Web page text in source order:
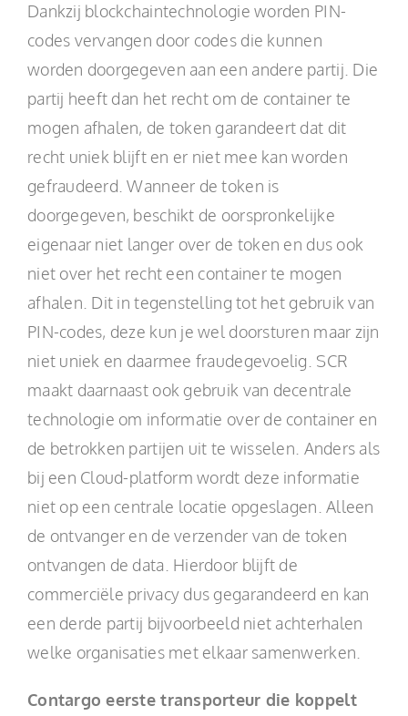
Dankzij blockchaintechnologie worden PIN-
codes vervangen door codes die kunnen
worden doorgegeven aan een andere partij. Die
partij heeft dan het recht om de container te
mogen afhalen, de token garandeert dat dit
recht uniek blijft en er niet mee kan worden
gefraudeerd. Wanneer de token is
doorgegeven, beschikt de oorspronkelijke
eigenaar niet langer over de token en dus ook
niet over het recht een container te mogen
afhalen. Dit in tegenstelling tot het gebruik van
PIN-codes, deze kun je wel doorsturen maar zijn
niet uniek en daarmee fraudegevoelig. SCR
maakt daarnaast ook gebruik van decentrale
technologie om informatie over de container en
de betrokken partijen uit te wisselen. Anders als
bij een Cloud-platform wordt deze informatie
niet op een centrale locatie opgeslagen. Alleen
de ontvanger en de verzender van de token
ontvangen de data. Hierdoor blijft de
commerciële privacy dus gegarandeerd en kan
een derde partij bijvoorbeeld niet achterhalen
welke organisaties met elkaar samenwerken.
Contargo eerste transporteur die koppelt